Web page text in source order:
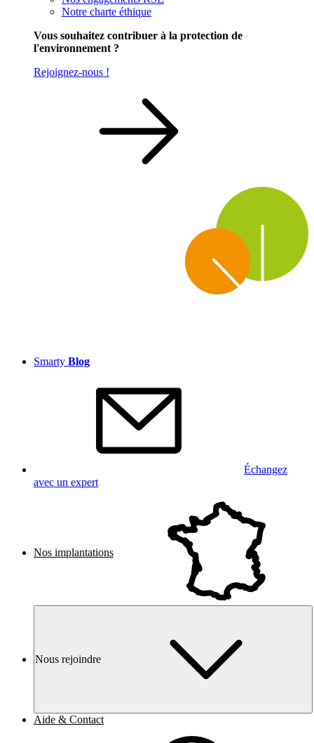
Notre charte éthique
Vous souhaitez contribuer à la protection de
l'environnement ?
Rejoignez-nous !
Smarty Blog
Échangez
avec un expert
Nos implantations
Nous rejoindre
Aide & Contact